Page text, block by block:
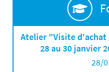
Atelier "Visite d'achat
28 au 30 janvier
28/